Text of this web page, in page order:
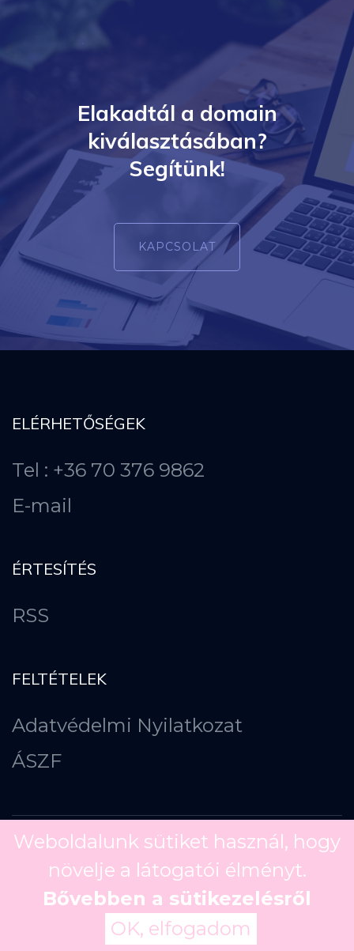
Elakadtál a domain
kiválasztásában?
Segítünk!
KAPCSOLAT
ELÉRHETŐSÉGEK
Tel : +36 70 376 9862
E-mail
ÉRTESÍTÉS
RSS
FELTÉTELEK
Adatvédelmi Nyilatkozat
ÁSZF
Copyright © 2026
Weboldalunk sütiket használ, hogy
növelje a látogatói élményt.
Bővebben a sütikezelésről
OK, elfogadom